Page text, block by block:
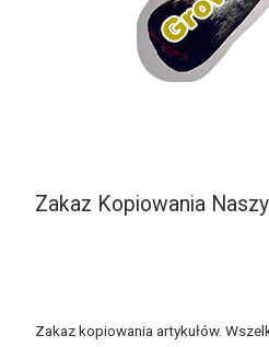
Zakaz Kopiowania
Zakaz kopiowania artykułów.